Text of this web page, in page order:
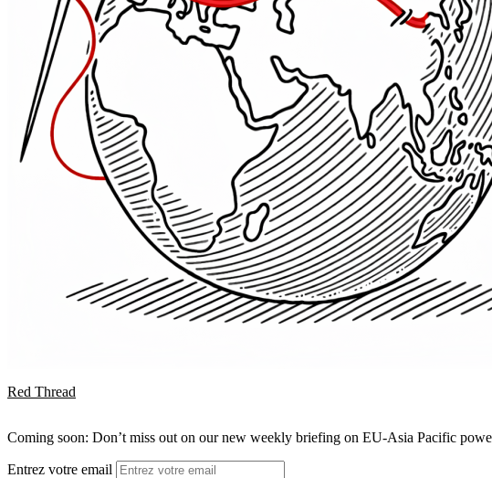
Red Thread
Coming soon: Don’t miss out on our new weekly briefing on EU-Asia Pacific
Entrez votre email